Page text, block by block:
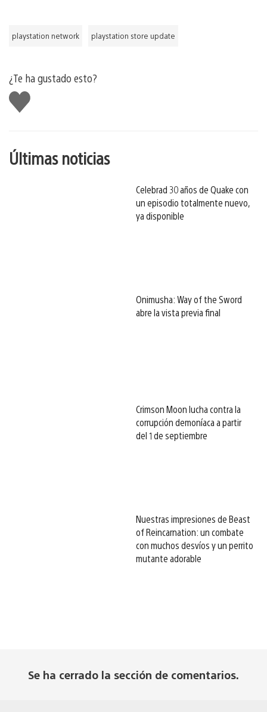
playstation network playstation store update
¿Te ha gustado esto?
Me
gusta
Últimas noticias
Celebrad 30 años de Quake con
un episodio totalmente nuevo,
ya disponible
Onimusha: Way of the Sword
abre la vista previa final
Crimson Moon lucha contra la
corrupción demoníaca a partir
del 1 de septiembre
Nuestras impresiones de Beast
of Reincarnation: un combate
con muchos desvíos y un perrito
mutante adorable
Se ha cerrado la sección de comentarios.